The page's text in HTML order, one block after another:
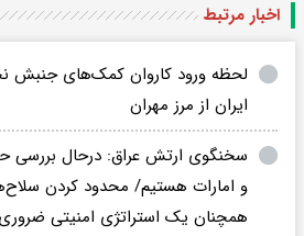
اخبار مرتبط
لحظه ورود کاروان کمک‌های جنبش
ایران از مرز مهران
سخنگوی ارتش عراق: درحال بررسی
و امارات هستیم/ محدود کردن
همچنان یک استراتژی امنیتی